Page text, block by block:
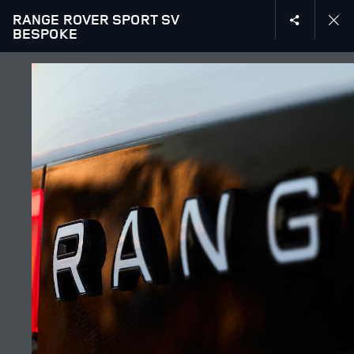
MENU
EKSPLORONI SV
RANGE ROVER SPORT SV
BESPOKE
CAREERS